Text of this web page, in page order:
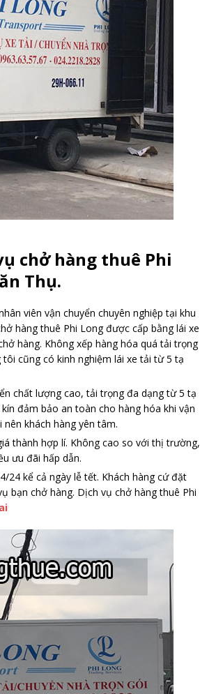
chở hàng thuê Phi
Thụ.
viên vận chuyển chuyên nghiệp tại khu
hàng thuê Phi Long được cấp bằng lái xe
hàng. Không xếp hàng hóa quá tải trọng
cũng có kinh nghiệm lái xe tải từ 5 tạ
chất lượng cao, tải trọng đa dạng từ 5 tạ
đảm bảo an toàn cho hàng hóa khi vận
khách hàng yên tâm.
thành hợp lí. Không cao so với thị trường,
ưu đãi hấp dẫn.
24 kể cả ngày lễ tết. Khách hàng cứ đặt
bạn chở hàng. Dịch vụ chở hàng thuê Phi